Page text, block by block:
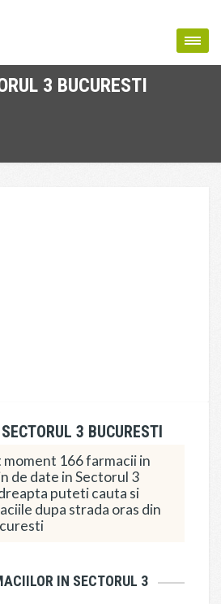
3 BUCURESTI
3 BUCURESTI
moment 166 farmacii in
de date in Sectorul 3
puteti cauta si
dupa strada oras din
IN SECTORUL 3